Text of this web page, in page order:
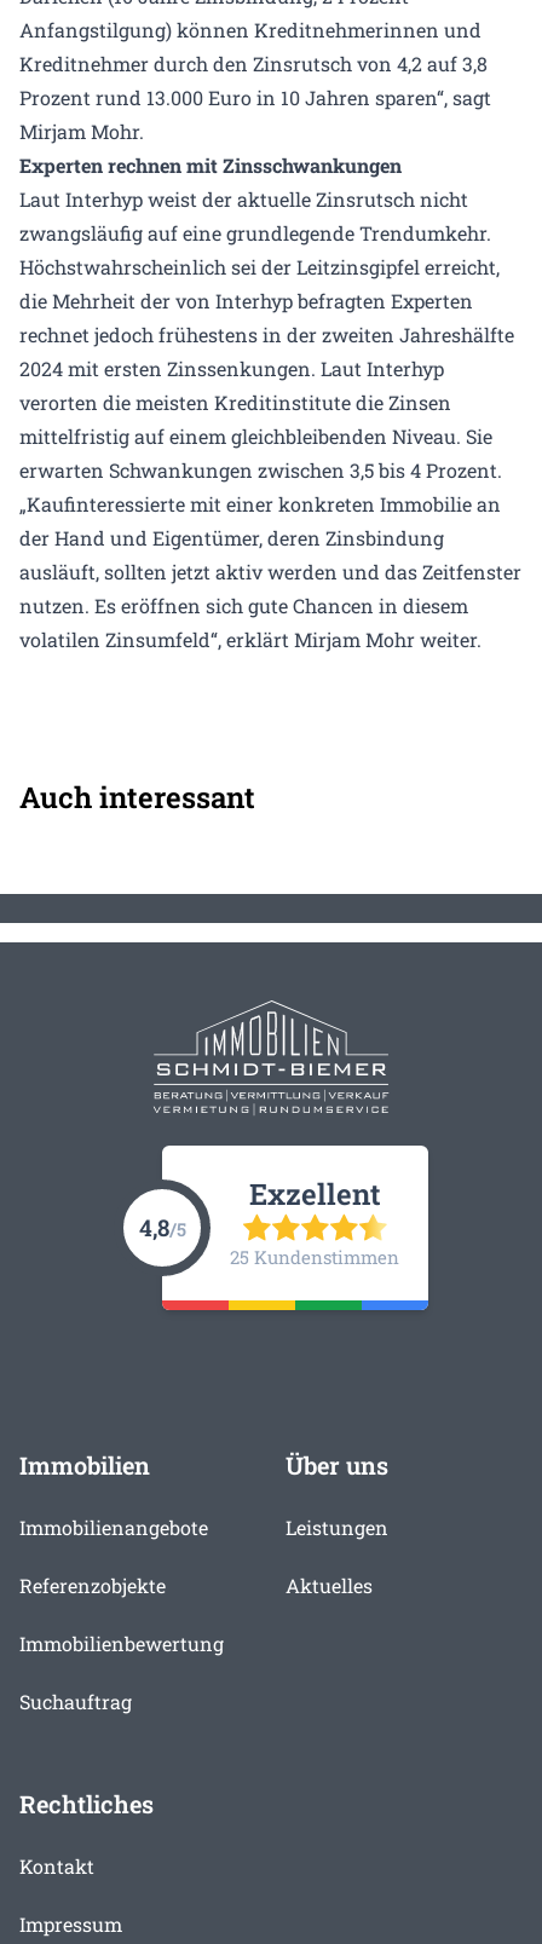
Anfangstilgung) können Kreditnehmerinnen und
Kreditnehmer durch den Zinsrutsch von 4,2 auf 3,8
Prozent rund 13.000 Euro in 10 Jahren sparen“, sagt
Mirjam Mohr.
Experten rechnen mit Zinsschwankungen
Laut Interhyp weist der aktuelle Zinsrutsch nicht
zwangsläufig auf eine grundlegende Trendumkehr.
Höchstwahrscheinlich sei der Leitzinsgipfel erreicht,
die Mehrheit der von Interhyp befragten Experten
rechnet jedoch frühestens in der zweiten Jahreshälfte
2024 mit ersten Zinssenkungen. Laut Interhyp
verorten die meisten Kreditinstitute die Zinsen
mittelfristig auf einem gleichbleibenden Niveau. Sie
erwarten Schwankungen zwischen 3,5 bis 4 Prozent.
„Kaufinteressierte mit einer konkreten Immobilie an
der Hand und Eigentümer, deren Zinsbindung
ausläuft, sollten jetzt aktiv werden und das Zeitfenster
nutzen. Es eröffnen sich gute Chancen in diesem
volatilen Zinsumfeld“, erklärt Mirjam Mohr weiter.
Auch interessant
4,8/5
Exzellent
25 Kundenstimmen
Immobilien
Immobilienangebote
Referenzobjekte
Immobilienbewertung
Suchauftrag
Über uns
Leistungen
Aktuelles
Rechtliches
Kontakt
Impressum